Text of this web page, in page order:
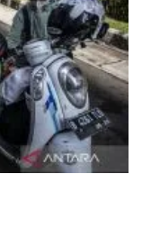
bawa